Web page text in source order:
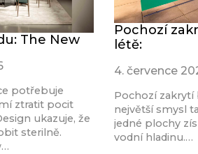
The New
potřebuje
ztratit pocit
ukazuje, že
sterilně.
Pochozí
létě:
4. července
Pochozí zakrytí
největší smysl
jedné plochy
vodní hladinu.…